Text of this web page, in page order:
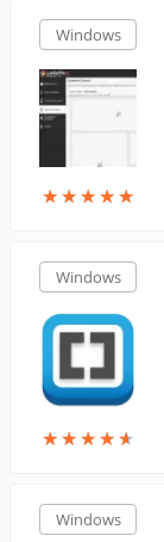
Windows
★★★★★
★★★★★
Windows
★★★★★
★★★★★
Windows